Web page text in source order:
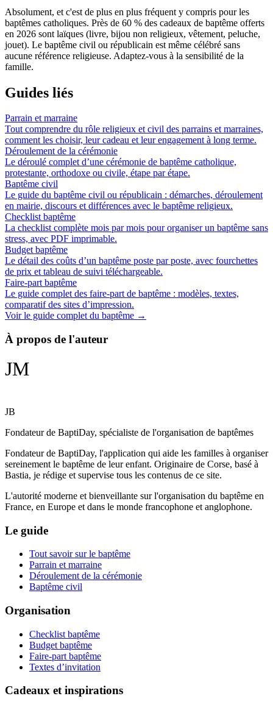
Absolument, et c'est de plus en plus fréquent y compris pour les
baptêmes catholiques. Près de 60 % des cadeaux de baptême offerts
en 2026 sont laïques (livre, bijou non religieux, vêtement, peluche,
jouet). Le baptême civil ou républicain est même célébré sans
aucune référence religieuse. Adaptez-vous à la sensibilité de la
famille.
Guides liés
Parrain et marraine
Tout comprendre du rôle religieux et civil des parrains et marraines,
comment les choisir, leur cadeau et leur engagement à long terme.
Déroulement de la cérémonie
Le déroulé complet d’une cérémonie de baptême catholique,
protestante, orthodoxe ou civile, étape par étape.
Baptême civil
Le guide du baptême civil ou républicain : démarches, déroulement
en mairie, discours et différences avec le baptême religieux.
Checklist baptême
La checklist complète mois par mois pour organiser un baptême sans
stress, avec PDF imprimable.
Budget baptême
Le détail des coûts d’un baptême poste par poste, avec fourchettes
de prix et tableau de suivi téléchargeable.
Faire-part baptême
Le guide complet des faire-part de baptême : modèles, textes,
comparatif des sites d’impression.
Voir le guide complet du baptême →
À propos de l'auteur
JM
JB
Fondateur de BaptiDay, spécialiste de l'organisation de baptêmes
Fondateur de BaptiDay, l'application qui aide les familles à organiser
sereinement le baptême de leur enfant. Originaire de Corse, basé à
Bastia, je rédige et supervise tous les contenus de ce site.
L'autorité moderne et bienveillante sur l'organisation du baptême en
France, en Europe et dans le monde francophone et anglophone.
Le guide
Tout savoir sur le baptême
Parrain et marraine
Déroulement de la cérémonie
Baptême civil
Organisation
Checklist baptême
Budget baptême
Faire-part baptême
Textes d’invitation
Cadeaux et inspirations